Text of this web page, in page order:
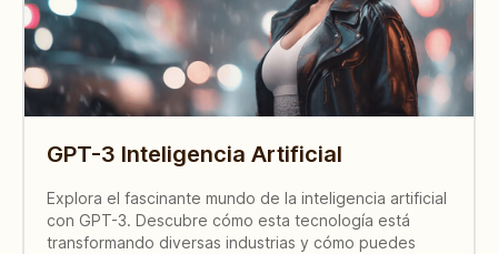
GPT-3 Inteligencia Artificial
Explora el fascinante mundo de la inteligencia artificial
con GPT-3. Descubre cómo esta tecnología está
transformando diversas industrias y cómo puedes